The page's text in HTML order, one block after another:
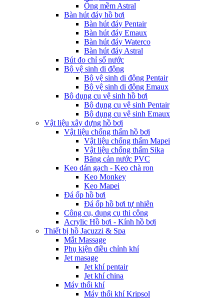
Ống mềm Astral
Bàn hút đáy hồ bơi
Bàn hút đáy Pentair
Bàn hút đáy Emaux
Bàn hút đáy Waterco
Bàn hút đáy Astral
Bút đo chỉ số nước
Bộ vệ sinh di động
Bộ vệ sinh di động Pentair
Bộ vệ sinh di động Emaux
Bộ dụng cụ vệ sinh hồ bơi
Bộ dụng cụ vệ sinh Pentair
Bộ dụng cụ vệ sinh Emaux
Vật liệu xây dựng hồ bơi
Vật liệu chống thấm hồ bơi
Vật liệu chống thấm Mapei
Vật liệu chống thấm Sika
Băng cản nước PVC
Keo dán gạch - Keo chà ron
Keo Monkey
Keo Mapei
Đá ốp hồ bơi
Đá ốp hồ bơi tự nhiên
Công cụ, dụng cụ thi công
Acrylic Hồ bơi - Kính hồ bơi
Thiết bị hồ Jacuzzi & Spa
Mắt Massage
Phụ kiện điều chỉnh khí
Jet masage
Jet khí pentair
Jet khí china
Máy thổi khí
Máy thổi khí Kripsol